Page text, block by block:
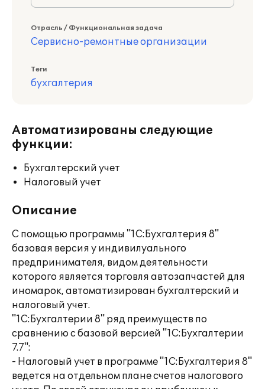
Отрасль / Функциональная задача
Сервисно-ремонтные организации
Теги
бухгалтерия
Автоматизированы следующие
функции:
Бухгалтерский учет
Налоговый учет
Описание
С помощью программы "1С:Бухгалтерия 8"
базовая версия у индивилуального
предпринимателя, видом деятельности
которого является торговля автозапчастей для
иномарок, автоматизирован бухгалтерский и
налоговый учет.
"1С:Бухгалтерии 8" ряд преимуществ по
сравнению с базовой версией "1С:Бухгалтерии
7.7":
- Налоговый учет в программе "1С:Бухгалтерия 8"
ведется на отдельном плане счетов налогового